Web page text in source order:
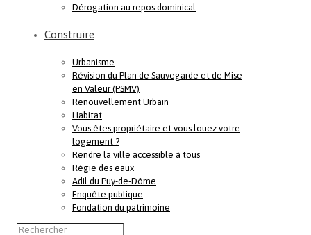
Dérogation au repos dominical
Construire
Urbanisme
Révision du Plan de Sauvegarde et de Mise
en Valeur (PSMV)
Renouvellement Urbain
Habitat
Vous êtes propriétaire et vous louez votre
logement ?
Rendre la ville accessible à tous
Régie des eaux
Adil du Puy-de-Dôme
Enquête publique
Fondation du patrimoine